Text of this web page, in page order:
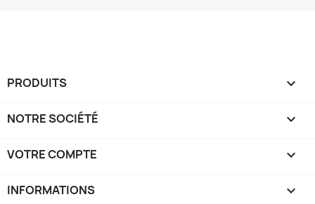
PRODUITS 
NOTRE SOCIÉTÉ 
VOTRE COMPTE 
INFORMATIONS keyboard_arrow_down